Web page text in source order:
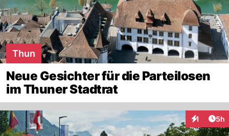
Thun
Neue Gesichter für die Parteilosen
im Thuner Stadtrat
1 5h